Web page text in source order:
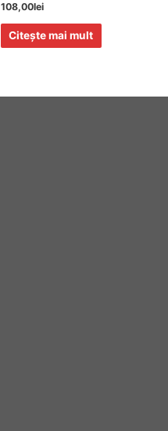
108,00lei
Citește mai mult